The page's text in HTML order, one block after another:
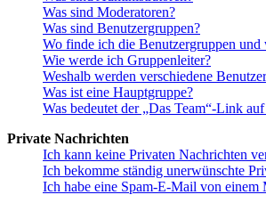
Was sind Moderatoren?
Was sind Benutzergruppen?
Wo finde ich die Benutzergruppen und
Wie werde ich Gruppenleiter?
Weshalb werden verschiedene
Was ist eine Hauptgruppe?
Was bedeutet der „Das Team“-Link
Private Nachrichten
Ich kann keine Privaten Nachrichten
Ich bekomme ständig unerwünschte
Ich habe eine Spam-E-Mail von einem